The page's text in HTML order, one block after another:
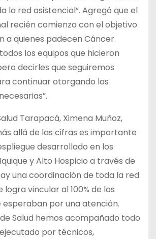
la red asistencial”. Agregó que el
recién comienza con el objetivo
a quienes padecen Cáncer.
los equipos que hicieron
decirles que seguiremos
continuar otorgando las
Tarapacá, Ximena Muñoz,
allá de las cifras es importante
desarrollado en los
y Alto Hospicio a través de
una coordinación de toda la red
logra vincular al 100% de los
esperaban por una atención.
Salud hemos acompañado todo
por técnicos,